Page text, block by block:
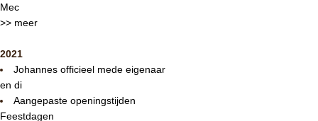
Mec
>> meer
2021
Johannes officieel mede eigenaar
en di
Aangepaste openingstijden
Feestdagen